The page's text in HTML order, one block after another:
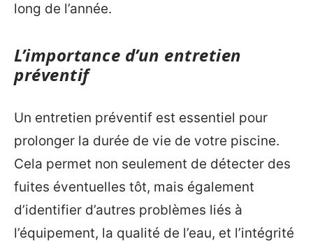
long de l’année.
L’importance d’un entretien
préventif
Un entretien préventif est essentiel pour
prolonger la durée de vie de votre piscine.
Cela permet non seulement de détecter des
fuites éventuelles tôt, mais également
d’identifier d’autres problèmes liés à
l’équipement, la qualité de l’eau, et l’intégrité